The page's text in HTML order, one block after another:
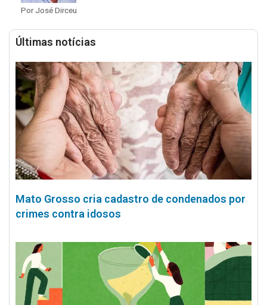
Por José Dirceu
Últimas notícias
Mato Grosso cria cadastro de condenados por
crimes contra idosos